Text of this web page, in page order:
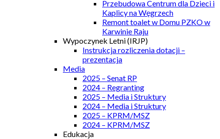
Przebudowa Centrum dla Dzieci i
Kaplicy na Węgrzech
Remont toalet w Domu PZKO w
Karwinie Raju
Wypoczynek Letni (IRJP)
Instrukcja rozliczenia dotacji –
prezentacja
Media
2025 – Senat RP
2024 – Regranting
2025 – Media i Struktury
2024 – Media i Struktury
2025 – KPRM/MSZ
2024 – KPRM/MSZ
Edukacja